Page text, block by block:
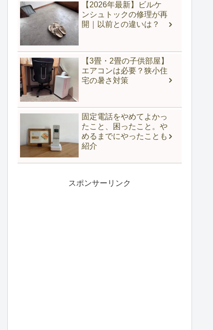
【2026年最新】ビルケ
ンシュトックの修理が再
開｜以前との違いは？
【3畳・2畳の子供部屋】
エアコンは必要？狭小住
宅の暑さ対策
固定電話をやめてよかっ
たこと、困ったこと。や
めるまでにやったことも
紹介
スポンサーリンク